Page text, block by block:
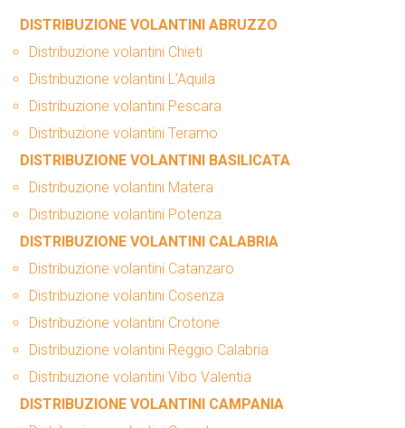
DISTRIBUZIONE VOLANTINI ABRUZZO
Distribuzione volantini Chieti
Distribuzione volantini L’Aquila
Distribuzione volantini Pescara
Distribuzione volantini Teramo
DISTRIBUZIONE VOLANTINI BASILICATA
Distribuzione volantini Matera
Distribuzione volantini Potenza
DISTRIBUZIONE VOLANTINI CALABRIA
Distribuzione volantini Catanzaro
Distribuzione volantini Cosenza
Distribuzione volantini Crotone
Distribuzione volantini Reggio Calabria
Distribuzione volantini Vibo Valentia
DISTRIBUZIONE VOLANTINI CAMPANIA